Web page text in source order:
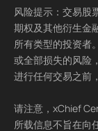
风险提示：交易股
期权及其他衍生金
所有类型的投资者
或全部损失的风险
进行任何交易之前
请注意，xChief
所载信息不旨在向